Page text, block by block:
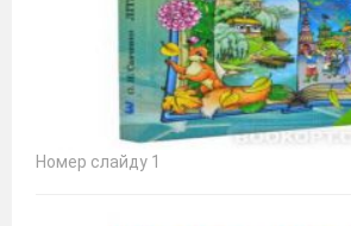
Номер слайду 1